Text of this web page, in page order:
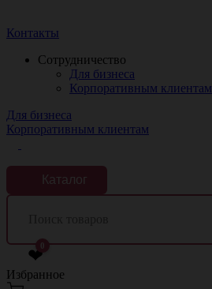
Контакты
Сотрудничество
Для бизнеса
Корпоративным клиентам
Для бизнеса
Корпоративным клиентам
Каталог
❤
0
Избранное